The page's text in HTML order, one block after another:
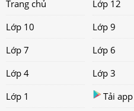
Trang chủ Lớp 12
Lớp 10
Lớp 9
Lớp 7
Lớp 6
Lớp 4
Lớp 3
Lớp 1
Tải app